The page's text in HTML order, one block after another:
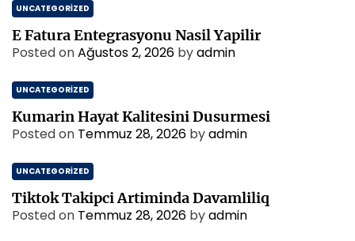
UNCATEGORIZED
E Fatura Entegrasyonu Nasil Yapilir
Posted onAğustos 2, 2026 byadmin
UNCATEGORIZED
Kumarin Hayat Kalitesini Dusurmesi
Posted on Temmuz 28, 2026 byadmin
UNCATEGORIZED
Tiktok Takipci Artiminda Davamliliq
Posted on Temmuz 28, 2026 byadmin